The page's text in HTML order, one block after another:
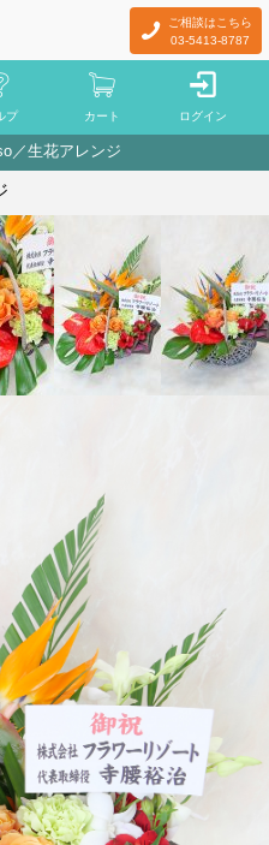
ご相談はこちら
03-5413-8787
プ カート ログイン
／生花アレンジ